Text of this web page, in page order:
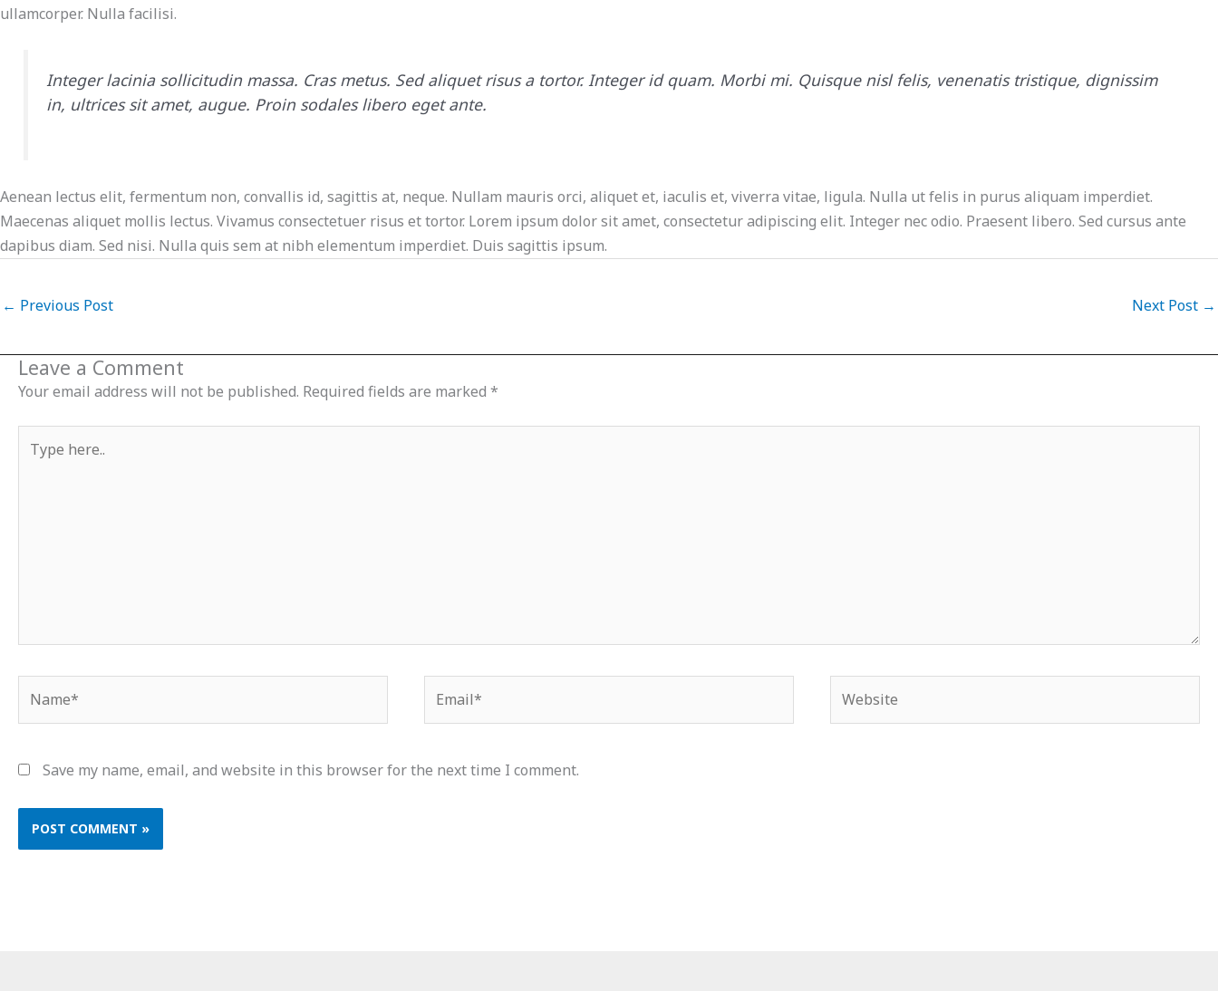
ullamcorper. Nulla facilisi.
Integer lacinia sollicitudin massa. Cras metus. Sed aliquet risus a tortor. Integer id quam. Morbi mi. Quisque nisl felis, venenatis tristique, dignissim
in, ultrices sit amet, augue. Proin sodales libero eget ante.
Aenean lectus elit, fermentum non, convallis id, sagittis at, neque. Nullam mauris orci, aliquet et, iaculis et, viverra vitae, ligula. Nulla ut felis in purus aliquam imperdiet.
Maecenas aliquet mollis lectus. Vivamus consectetuer risus et tortor. Lorem ipsum dolor sit amet, consectetur adipiscing elit. Integer nec odio. Praesent libero. Sed cursus ante
dapibus diam. Sed nisi. Nulla quis sem at nibh elementum imperdiet. Duis sagittis ipsum.
← Previous Post Next Post →
Leave a Comment
Your email address will not be published. Required fields are marked *
here..
Save my name, email, and website in this browser for the next time I comment.